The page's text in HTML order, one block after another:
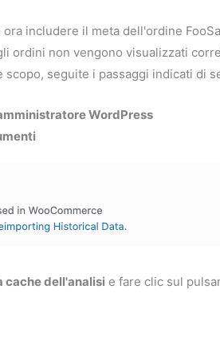
includere il meta dell'ordine
ordini non vengono visualizzati
scopo, seguite i passaggi indicati di
WordPress
cache dell'analisi e fare clic sul